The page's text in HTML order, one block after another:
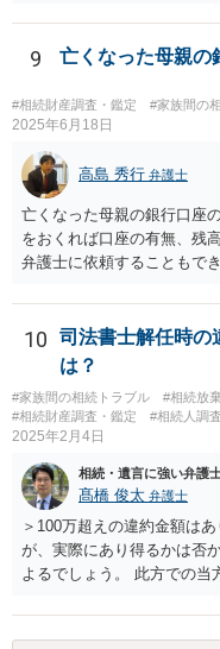
9 亡くなった母親の
#相続財産調査・鑑定 #家族間の
2025年6月18日
高島 秀行 弁護士
亡くなった母親の銀行口座
をおくれば口座の有無、残
弁護士に依頼することもで
高は教えてくれると思い
であれば、弁護士に相談し
10
司法書士解任時の
は？
#家族間の相続トラブル #相続放棄
#相続財産調査・鑑定
#相続人調
2025年2月4日
相続・遺言に強い弁護
髙橋 俊太 弁護士
＞100万超えの違約金額は
が、実際にあり得るかは否
よるでしょう。 此方での当